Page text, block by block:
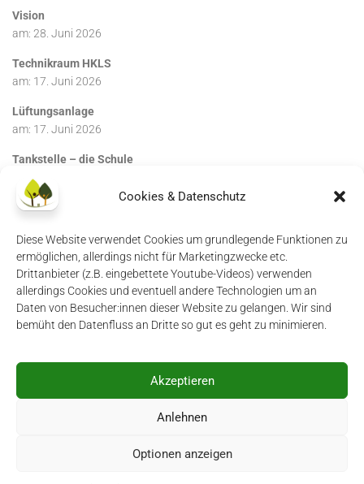
Cookies & Datenschutz
Diese Website verwendet Cookies um grundlegende Funktionen zu
ermöglichen, allerdings nicht für Marketingzwecke etc.
Drittanbieter (z.B. eingebettete Youtube-Videos) verwenden
allerdings Cookies und eventuell andere Technologien um an
Daten von Besucher:innen dieser Website zu gelangen. Wir sind
bemüht den Datenfluss an Dritte so gut es geht zu minimieren.
Akzeptieren
Anlehnen
Optionen anzeigen
Vision
am: 28. Juni 2026
Technikraum HKLS
am: 17. Juni 2026
Lüftungsanlage
am: 17. Juni 2026
Tankstelle – die Schule
am:17. Juni 2026
Impressum Datenschutzerklärung
Mauerseglerei © 2026. All Rights Reserved.